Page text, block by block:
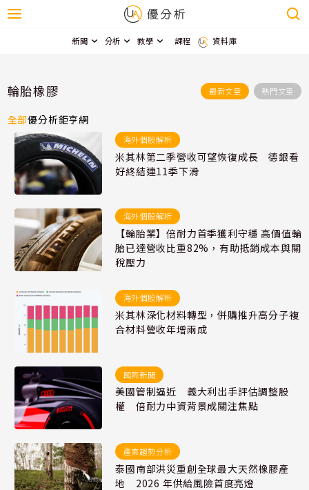
新聞 分析 教學 課程 資料庫
輪胎橡膠 最新文章 熱門文章
全部優分析鉅亨網
海外個股解析
米其林第二季營收可望恢復成長 德銀看
好終結連11季下滑
海外個股解析
【輪胎業】倍耐力首季獲利守穩 高價值輪
胎已達營收比重82%，有助抵銷成本與關
稅壓力
海外個股解析
米其林深化材料轉型，併購推升高分子複
合材料營收年增兩成
國際新聞
美國管制逼近 義大利出手評估調整股
權 倍耐力中資背景成關注焦點
產業趨勢分析
泰國南部洪災重創全球最大天然橡膠產
地 2026 年供給風險首度亮燈